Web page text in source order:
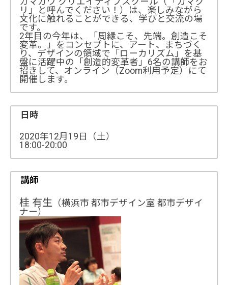
リ」と呼んでください！）は、楽しみながら
文化に触れることができる、学びと交流の場
です。
2年目の今年は、「周縁こそ、先端。創造こそ
変革。」をコンセプトに、アート、まちづく
り、デザインの領域で「ローカリズム」を基
盤に活躍中の「創造的変革者」6名の講師をお
招きして、オンライン（Zoom利用予定）にて
開催します。
日時
2020年12月19日（土）
18:00-20:00
講師
桂 有生 （横浜市 都市デザイン室 都市デザイ
ナー）